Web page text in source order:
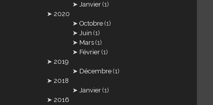
Janvier (1)
2020
Octobre (1)
Juin (1)
Mars (1)
Février (1)
2019
Décembre (1)
2018
Janvier (1)
2016